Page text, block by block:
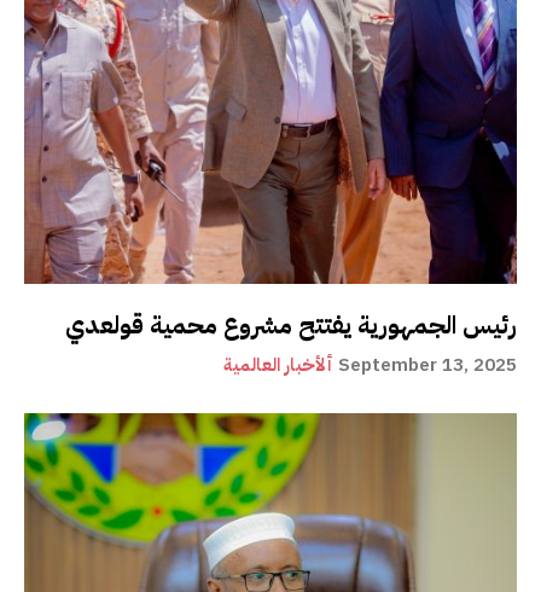
رئيس الجمهورية يفتتح مشروع محمية قولعدي
ألأخبار العالمية September 13, 2025